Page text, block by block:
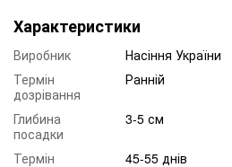
Характеристики
Виробник
Насіння України
Термін
дозрівання
Ранній
Глибина
посадки
3-5 см
Термін
45-55 днів